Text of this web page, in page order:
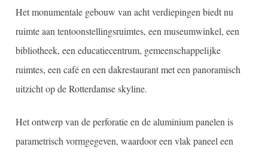
Het monumentale gebouw van acht verdiepingen biedt nu
ruimte aan tentoonstellingsruimtes, een museumwinkel, een
bibliotheek, een educatiecentrum, gemeenschappelijke
ruimtes, een café en een dakrestaurant met een panoramisch
uitzicht op de Rotterdamse skyline.
Het ontwerp van de perforatie en de aluminium panelen is
parametrisch vormgegeven, waardoor een vlak paneel een